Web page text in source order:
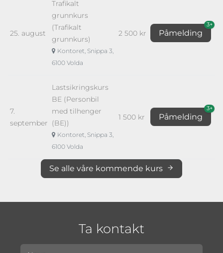
25. august
Trafikalt
grunnkurs
(Trafikalt
grunnkurs)
Kontoret, Snippa 3,
6100 Volda
2 500 kr Påmelding
3+
7.
september
Lastsikringskurs
BE (Personbil
med tilhenger
(BE))
Kontoret, Snippa 3,
6100 Volda
1 500 kr Påmelding
3+
Se alle våre kommende kurs
Ta kontakt